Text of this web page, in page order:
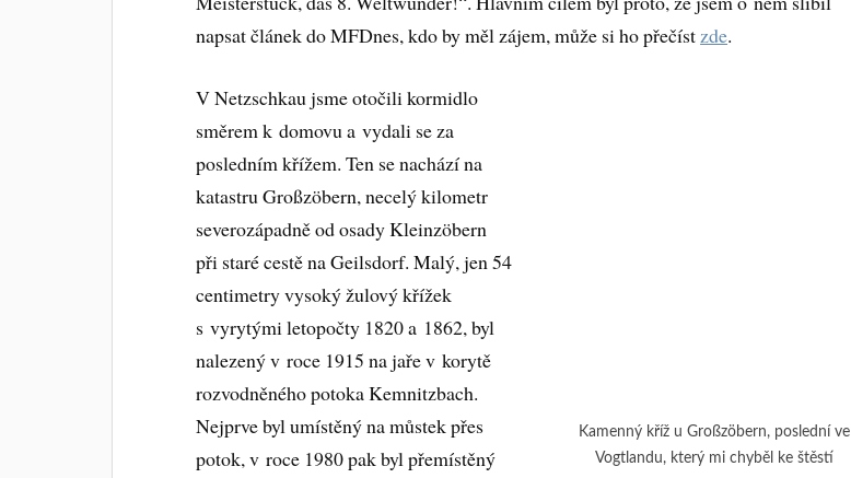
napsat článek do MFDnes, kdo by měl zájem, může si ho přečístzde.
Kamenný kříž u Großzöbern, poslední ve
Vogtlandu, který mi chyběl ke štěstí
V Netzschkau jsme otočili kormidlo
směrem k domovu a vydali se za
posledním křížem. Ten se nachází na
katastru Großzöbern, necelý kilometr
severozápadně od osady Kleinzöbern
při staré cestě na Geilsdorf. Malý, jen 54
centimetry vysoký žulový křížek
s vyrytými letopočty 1820 a 1862, byl
nalezený v roce 1915 na jaře v korytě
rozvodněného potoka Kemnitzbach.
Nejprve byl umístěný na můstek přes
potok, v roce 1980 pak byl přemístěný